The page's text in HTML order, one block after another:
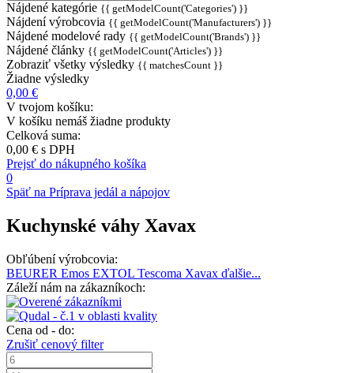
Nájdené kategórie {{ getModelCount('Categories') }}
Nájdení výrobcovia {{ getModelCount('Manufacturers') }}
Nájdené modelové rady {{ getModelCount('Brands') }}
Nájdené články {{ getModelCount('Articles') }}
Zobraziť všetky výsledky {{ matchesCount }}
Žiadne výsledky
0,00 €
V tvojom košíku:
V košíku nemáš žiadne produkty
Celková suma:
0,00 € s DPH
Prejsť do nákupného košíka
0
Späť na Príprava jedál a nápojov
Kuchynské váhy Xavax
Obľúbení výrobcovia:
BEURER Emos EXTOL Tescoma Xavax ďalšie...
Záleží nám na zákazníkoch:
Cena od - do:
Zrušiť cenový filter